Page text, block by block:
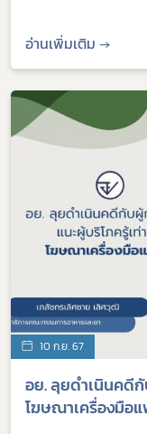
อ่านเพิ่มเติม →
10 ก.ย. 67
อย. ลุยดำเนินคดี
โฆษณาเครื่องมือ